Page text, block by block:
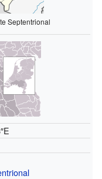
Septentrional